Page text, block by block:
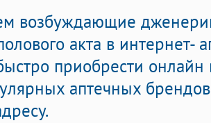
возбуждающие
акта в интернет-
приобрести онлайн
аптечных